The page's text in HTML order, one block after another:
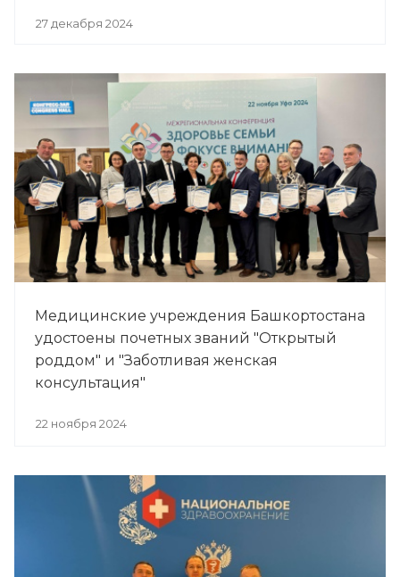
27 декабря 2024
Медицинские учреждения Башкортостана
удостоены почетных званий "Открытый
роддом" и "Заботливая женская
консультация"
22 ноября 2024